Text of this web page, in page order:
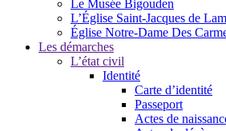
Le Musée Bigouden
L’Église Saint-Jacques de
Église Notre-Dame Des
Les démarches
L’état civil
Identité
Carte d’identité
Passeport
Actes de